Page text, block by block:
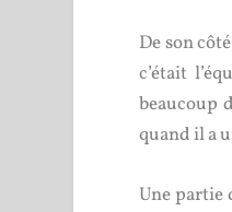
De son
c’était
beaucoup
quand il a
Une partie